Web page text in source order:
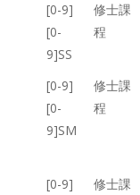
[0-9]
[0-
9]SS
修士課
程
[0-9]
[0-
9]SM
修士課
程
[0-9]
修士課